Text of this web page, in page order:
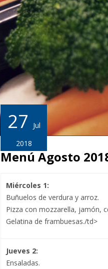
27
Jul
2018
Menú Agosto
Miércoles 1:
Buñuelos de verdura y arroz.
Pizza con mozzarella, jamón,
Gelatina de frambuesas./td>
Jueves 2:
Ensaladas.